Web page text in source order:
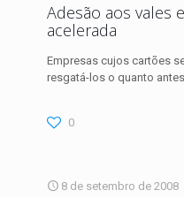
Adesão aos vales
acelerada
Empresas cujos cartões
resgatá-los o quanto antes.
0
8 de setembro de 2008